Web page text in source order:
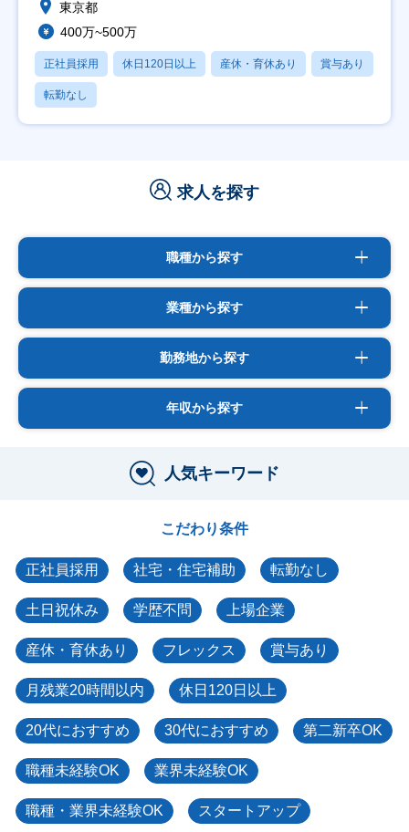
東京都
400万~500万
正社員採用 休日120日以上 産休・育休あり 賞与あり
転勤なし
求人を探す
職種から探す
業種から探す
勤務地から探す
年収から探す
人気キーワード
こだわり条件
正社員採用 社宅・住宅補助 転勤なし
土日祝休み 学歴不問 上場企業
産休・育休あり フレックス 賞与あり
月残業20時間以内 休日120日以上
20代におすすめ 30代におすすめ 第二新卒OK
職種未経験OK 業界未経験OK
職種・業界未経験OK スタートアップ